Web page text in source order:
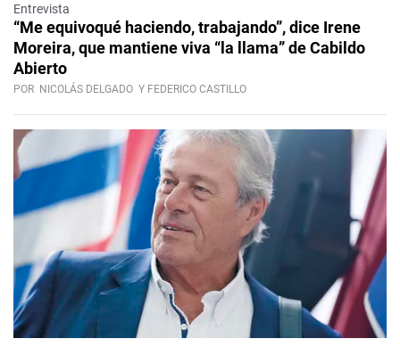
Entrevista
“Me equivoqué haciendo, trabajando”, dice Irene
Moreira, que mantiene viva “la llama” de Cabildo
Abierto
POR NICOLÁS DELGADO Y FEDERICO CASTILLO